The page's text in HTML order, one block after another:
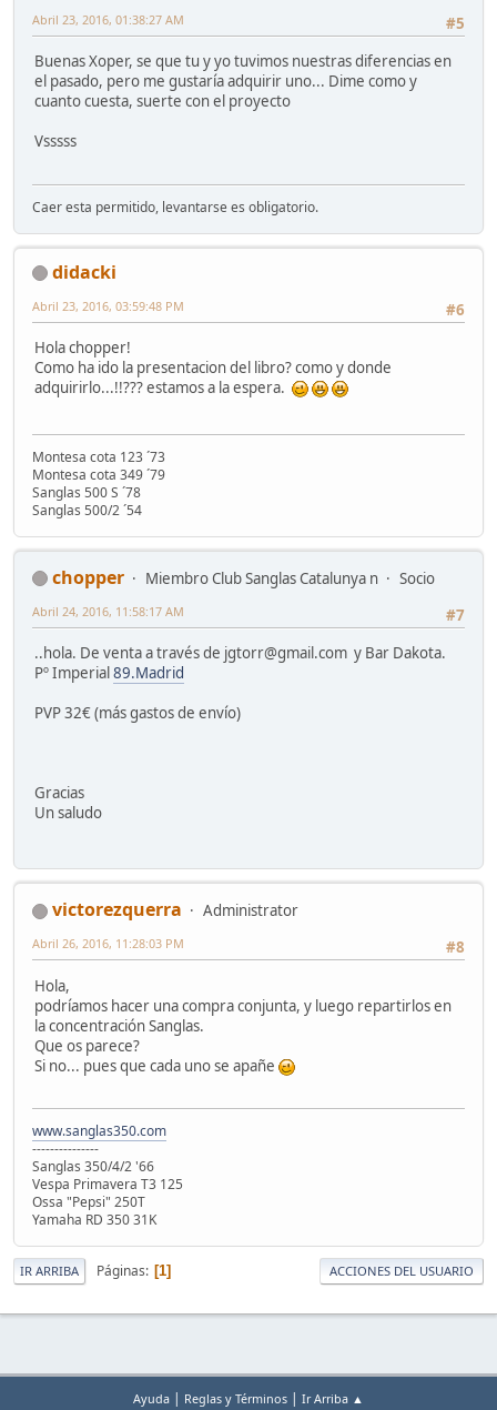
#5
Abril 23, 2016, 01:38:27 AM
Buenas Xoper, se que tu y yo tuvimos nuestras diferencias en
el pasado, pero me gustaría adquirir uno... Dime como y
cuanto cuesta, suerte con el proyecto
Vsssss
Caer esta permitido, levantarse es obligatorio.
didacki
#6
Abril 23, 2016, 03:59:48 PM
Hola chopper!
Como ha ido la presentacion del libro? como y donde
adquirirlo...!!??? estamos a la espera.
Montesa cota 123 ´73
Montesa cota 349 ´79
Sanglas 500 S ´78
Sanglas 500/2 ´54
chopper Miembro Club Sanglas Catalunya n
Socio
#7
Abril 24, 2016, 11:58:17 AM
..hola. De venta a través de jgtorr@gmail.com y Bar Dakota.
Pº Imperial89.Madrid
PVP 32€ (más gastos de envío)
Gracias
Un saludo
victorezquerra
Administrator
#8
Abril 26, 2016, 11:28:03 PM
Hola,
podríamos hacer una compra conjunta, y luego repartirlos en
la concentración Sanglas.
Que os parece?
Si no... pues que cada uno se apañe
www.sanglas350.com
---------------
Sanglas 350/4/2 '66
Vespa Primavera T3 125
Ossa "Pepsi" 250T
Yamaha RD 350 31K
IR ARRIBA Páginas 1 ACCIONES DEL USUARIO
Ayuda | Reglas y Términos | Ir Arriba ▲